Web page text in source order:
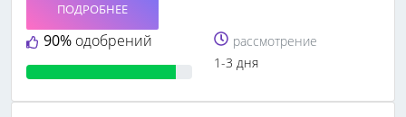
90% одобрений
ПОДРОБНЕЕ
рассмотрение
1-3 дня